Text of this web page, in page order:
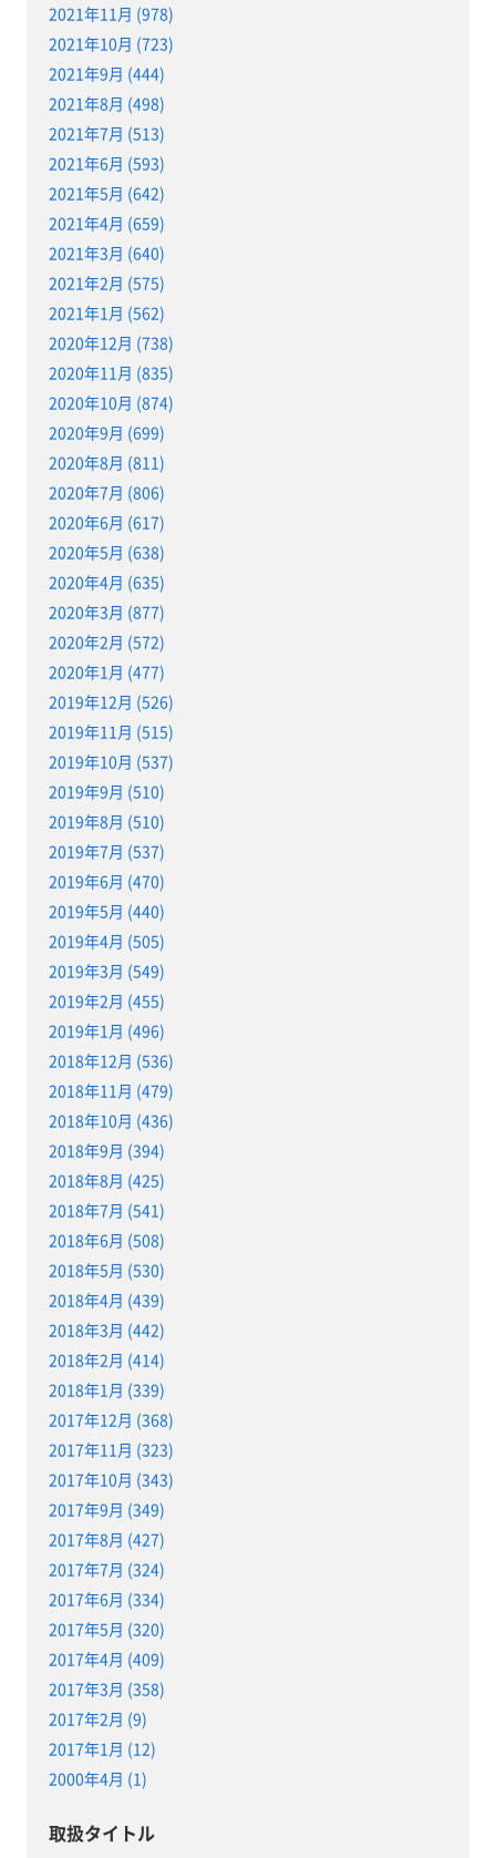
2021年11月 (978)
2021年10月 (723)
2021年9月 (444)
2021年8月 (498)
2021年7月 (513)
2021年6月 (593)
2021年5月 (642)
2021年4月 (659)
2021年3月 (640)
2021年2月 (575)
2021年1月 (562)
2020年12月 (738)
2020年11月 (835)
2020年10月 (874)
2020年9月 (699)
2020年8月 (811)
2020年7月 (806)
2020年6月 (617)
2020年5月 (638)
2020年4月 (635)
2020年3月 (877)
2020年2月 (572)
2020年1月 (477)
2019年12月 (526)
2019年11月 (515)
2019年10月 (537)
2019年9月 (510)
2019年8月 (510)
2019年7月 (537)
2019年6月 (470)
2019年5月 (440)
2019年4月 (505)
2019年3月 (549)
2019年2月 (455)
2019年1月 (496)
2018年12月 (536)
2018年11月 (479)
2018年10月 (436)
2018年9月 (394)
2018年8月 (425)
2018年7月 (541)
2018年6月 (508)
2018年5月 (530)
2018年4月 (439)
2018年3月 (442)
2018年2月 (414)
2018年1月 (339)
2017年12月 (368)
2017年11月 (323)
2017年10月 (343)
2017年9月 (349)
2017年8月 (427)
2017年7月 (324)
2017年6月 (334)
2017年5月 (320)
2017年4月 (409)
2017年3月 (358)
2017年2月 (9)
2017年1月 (12)
2000年4月 (1)
取扱タイトル